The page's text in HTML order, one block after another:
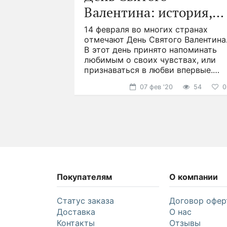
Валентина: история,
традиции и подарки
14 февраля во многих странах
отмечают День Святого Валентина.
В этот день принято напоминать
любимым о своих чувствах, или
признаваться в любви впервые.
07 фев '20 54 0
Покупателям
Статус заказа
Доставка
Контакты
О компании
Договор
О нас
Отзывы